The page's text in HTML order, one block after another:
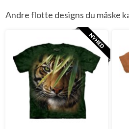
Andre flotte designs du måske